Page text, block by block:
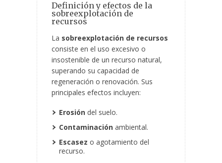
Definición y efectos de la
sobreexplotación de
recursos
La sobreexplotación de recursos
consiste en el uso excesivo o
insostenible de un recurso natural,
superando su capacidad de
regeneración o renovación. Sus
principales efectos incluyen:
Erosión del suelo.
Contaminación ambiental.
Escasez o agotamiento del
recurso.